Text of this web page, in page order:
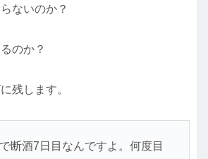
ないのか？
のか？
残します。
断酒7日目なんですよ。何度目